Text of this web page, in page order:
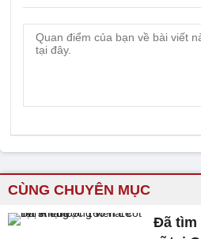
CÙNG CHUYÊN MỤC
Đã tìm